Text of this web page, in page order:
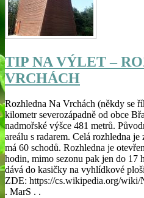
TIP NA VÝLET –
VRCHÁCH
Rozhledna Na Vrchách (někdy se
kilometr severozápadně od obce
nadmořské výšce 481 metrů.
areálu s radarem. Celá rozhledna
má 60 schodů. Rozhledna je
hodin, mimo sezonu pak jen do 17
dává do kasičky na vyhlídkové
ZDE: https://cs.wikipedia.org/
. MarS . .